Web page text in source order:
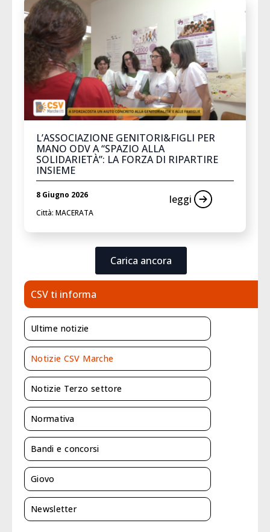
L’ASSOCIAZIONE GENITORI&FIGLI PER
MANO ODV A “SPAZIO ALLA
SOLIDARIETÀ”: LA FORZA DI RIPARTIRE
INSIEME
8 Giugno 2026
Città: MACERATA
leggi
Carica ancora
CSV ti informa
Ultime notizie
Notizie CSV Marche
Notizie Terzo settore
Normativa
Bandi e concorsi
Giovo
Newsletter